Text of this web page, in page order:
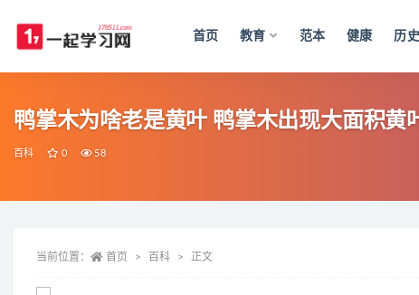
首页 教育 范本 健康 历史
鸭掌木为啥老是黄叶 鸭掌木出现大面积黄
百科 0 58
当前位置： 首页 百科 正文